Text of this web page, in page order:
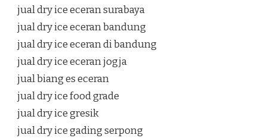
jual dry ice eceran surabaya
jual dry ice eceran bandung
jual dry ice eceran di bandung
jual dry ice eceran jogja
jual biang es eceran
jual dry ice food grade
jual dry ice gresik
jual dry ice gading serpong